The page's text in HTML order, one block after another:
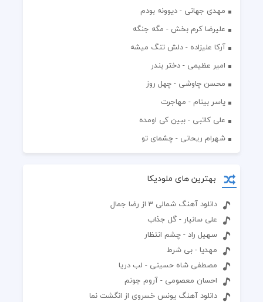
مهدی جهانی - دیوونه بودم
علیرضا کرم بخش - مگه جنگه
آرکا علیزاده - دلش تنگ میشه
امیر عظیمی - دختر بندر
محسن چاوشی - چهل روز
یاسر بینام - مهاجرت
علی کاتبی - ببین کی اومده
شهرام ریحانی - چشمای تو
بهترین های ملودیکا
دانلود آهنگ شمالی 3 از رضا جمال
علی سانیار - گل جذاب
سهیل راد - چشم انتظار
مهدیا - بی شرط
مصطفی شاه حسینی - لب دریا
احسان معصومی - آروم جونم
دانلود آهنگ یونس خسروی از انگشت نما